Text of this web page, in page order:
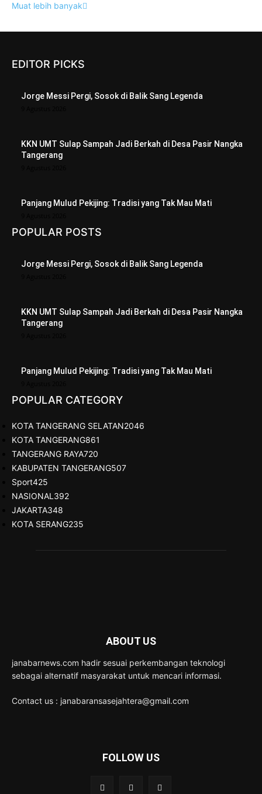
Muat lebih banyak
EDITOR PICKS
Jorge Messi Pergi, Sosok di Balik Sang Legenda
KKN UMT Sulap Sampah Jadi Berkah di Desa Pasir Nangka
Tangerang
Panjang Mulud Pekijing: Tradisi yang Tak Mau Mati
POPULAR POSTS
Jorge Messi Pergi, Sosok di Balik Sang Legenda
KKN UMT Sulap Sampah Jadi Berkah di Desa Pasir Nangka
Tangerang
Panjang Mulud Pekijing: Tradisi yang Tak Mau Mati
POPULAR CATEGORY
KOTA TANGERANG SELATAN2046
KOTA TANGERANG861
TANGERANG RAYA720
KABUPATEN TANGERANG507
Sport425
NASIONAL 392
JAKARTA348
KOTA SERANG235
ABOUT US
janabarnews.com hadir sesuai perkembangan teknologi
sebagai alternatif masyarakat untuk mencari informasi.
Contact us : janabaransasejahtera@gmail.com
FOLLOW US